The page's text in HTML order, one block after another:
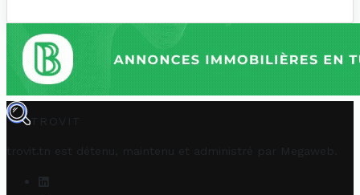
TROVIT
trovit.tn est détenu, maintenu et administré par Megaweb